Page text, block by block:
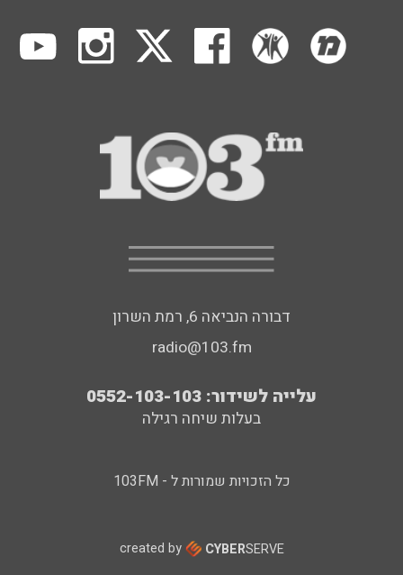
דבורה הנביאה 6, רמת השרון
radio@103.fm
עלייה לשידור: 0552-103-103
בעלות שיחה רגילה
כל הזכויות שמורות ל - 103FM
created by CYBERSERVE